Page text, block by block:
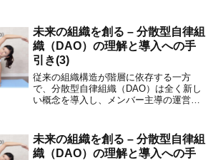
はこれを根本から覆し、新たな効率性の
時代をもたらしています。テクノロジー
が可能にした組織運営の新しい形、DAO
における意思決定のスピードと効率につ
いて、その革新性を掘り下げていきまし
ょう。
未来の組織を創る – 分散型自律組
織（DAO）の理解と導入への手
引き(3)
従来の組織構造が階層に依存する一方
で、分散型自律組織（DAO）は全く新し
い概念を導入し、メンバー主導の運営を
未来の組織を創る – 分散型自律組
織（DAO）の理解と導入への手